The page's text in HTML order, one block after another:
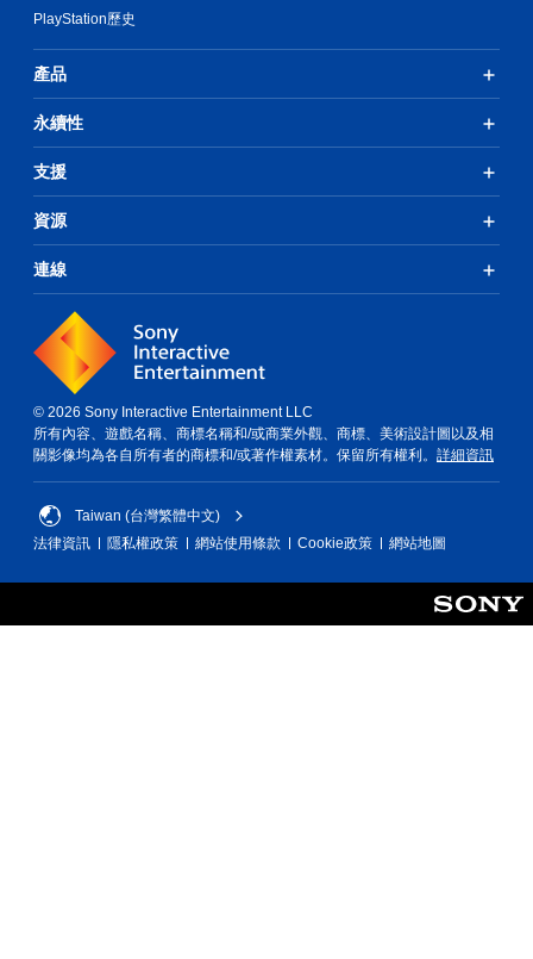
PlayStation歷史
產品
永續性
支援
資源
連線
© 2026 Sony Interactive Entertainment LLC
所有內容、遊戲名稱、商標名稱和/或商業外觀、商標、美術設計圖以及相
關影像均為各自所有者的商標和/或著作權素材。保留所有權利。 詳細資訊
Taiwan (台灣繁體中文)
法律資訊
隱私權政策 網站使用條款 Cookie政策 網站地圖